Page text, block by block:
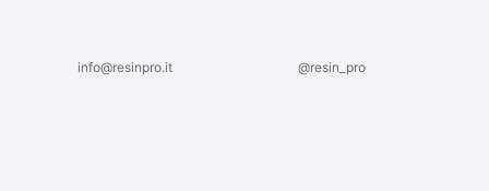
info@resinpro.it @resin_pro